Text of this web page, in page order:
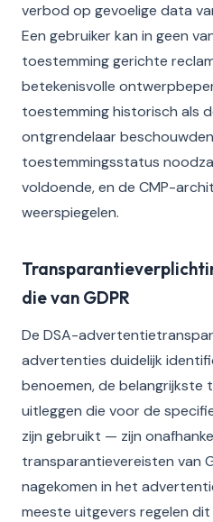
verbod op gevoelige data
Een gebruiker kan in geen
toestemming gerichte
betekenisvolle
toestemming historisch als
ontgrendelaar
toestemmingsstatus
voldoende, en de CMP-
weerspiegelen.
die van GDPR
De DSA-
advertenties duidelijk
benoemen, de belangrijkste
uitleggen die voor de
zijn gebruikt — zijn
transparantievereisten van
nagekomen in het
meeste uitgevers regelen dit